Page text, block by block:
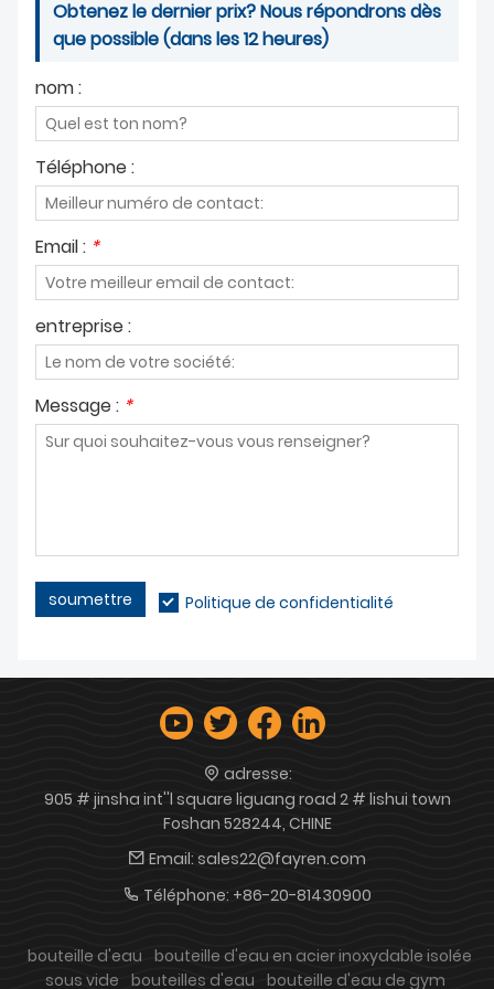
À PROPOS DE NOUS
Obtenez le dernier prix? Nous répondrons dès
que possible (dans les 12 heures)
nom :
Téléphone :
Email : *
entreprise :
Message : *
soumettre Politique de confidentialité
adresse:
905 # jinsha int''l square liguang road 2 # lishui town
Foshan 528244, CHINE
Email: sales22@fayren.com
Téléphone: +86-20-81430900
bouteille d'eau bouteille d'eau en acier inoxydable isolée
sous vide bouteilles d'eau bouteille d'eau de gym